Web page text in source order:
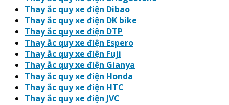
Thay ắc quy xe điện Dibao
Thay ắc quy xe điện DK bike
Thay ắc quy xe điện DTP
Thay ắc quy xe điện Espero
Thay ắc quy xe điện Fuji
Thay ắc quy xe điện Gianya
Thay ắc quy xe điện Honda
Thay ắc quy xe điện HTC
Thay ắc quy xe điện JVC